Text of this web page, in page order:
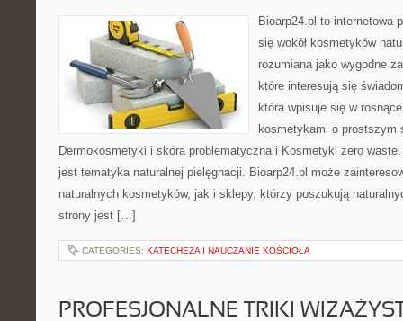
Bioarp24.pl to internetowa
się wokół kosmetyków
rozumiana jako wygodne
które interesują się
która wpisuje się w
kosmetykami o prostszym
Dermokosmetyki i skóra problematyczna i Kosmetyki zero
jest tematyka naturalnej pielęgnacji. Bioarp24.pl może
naturalnych kosmetyków, jak i sklepy, którzy poszukują
strony jest […]
CATEGORIES: KATECHEZA I NAUCZANIE KOŚCIOŁA
PROFESJONALNE TRIKI